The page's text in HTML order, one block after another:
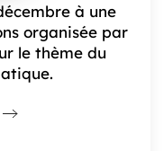
à une
organisée par
le thème du